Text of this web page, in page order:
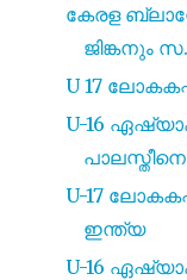
കേരള
ജിങ്കനും
U 17
U-16
U-17
ഇന്ത്യ
U-16